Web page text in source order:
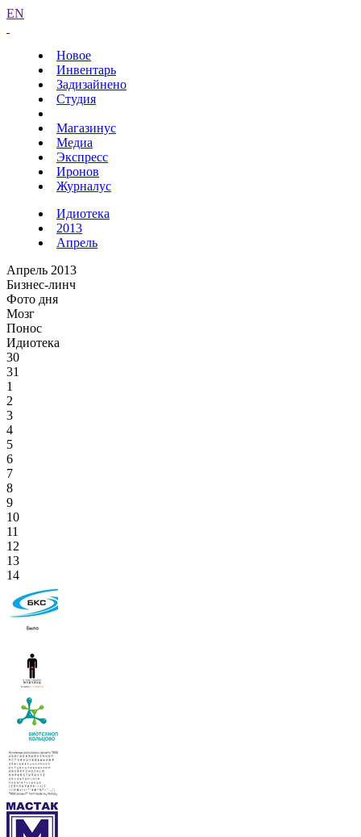
EN
Новое
Инвентарь
Задизайнено
Студия
Магазинус
Медиа
Экспресс
Иронов
Журналус
Идиотека
2013
Апрель
Апрель 2013
Бизнес-линч
Фото дня
Мозг
Понос
Идиотека
30
31
1
2
3
4
5
6
7
8
9
10
11
12
13
14